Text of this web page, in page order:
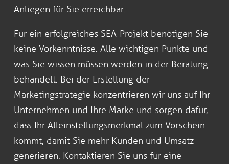
Anliegen für Sie erreichbar.
Für ein erfolgreiches SEA-Projekt benötigen Sie
keine Vorkenntnisse. Alle wichtigen Punkte und
was Sie wissen müssen werden in der Beratung
behandelt. Bei der Erstellung der
Marketingstrategie konzentrieren wir uns auf Ihr
Unternehmen und Ihre Marke und sorgen dafür,
dass Ihr Alleinstellungsmerkmal zum Vorschein
kommt, damit Sie mehr Kunden und Umsatz
generieren. Kontaktieren Sie uns für eine